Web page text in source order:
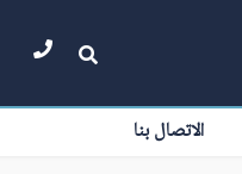
الاتصال بنا